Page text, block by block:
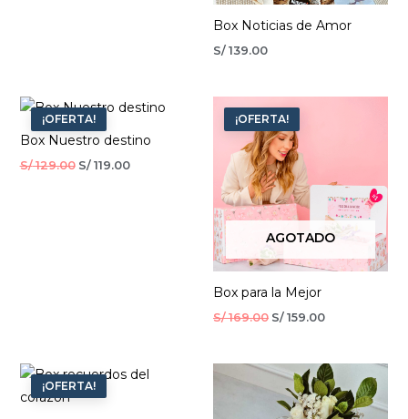
Box Noticias de Amor
S/ 139.00
¡OFERTA!
Box Nuestro destino
S/129.00
El
precio
original
era:
S/ 129.00.
S/119.00
El
precio
es:
S/ 119.00.
AGOTADO
¡OFERTA!
Box para la Mejor
S/169.00
precio
original
era:
S/ 169.00.
S/ 159.00
¡OFERTA!
El
precio
original
El
precio